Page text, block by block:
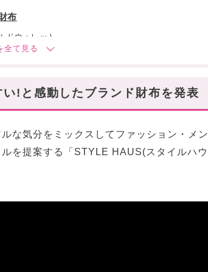
布
ウォレット
ュオ
折り財布
ディオンカードケース
!と感動したブランド財布を発表
な気分をミックスしてファッション・メン
を提案する「STYLE HAUS(スタイルハウ